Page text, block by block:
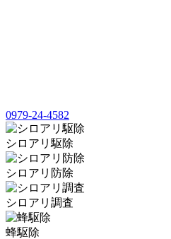
0979-24-4582
シロアリ駆除
シロアリ防除
シロアリ調査
蜂駆除